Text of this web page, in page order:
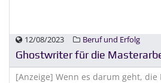
12/08/2023 Beruf und Erfolg
Ghostwriter für die
[Anzeige] Wenn es darum geht,